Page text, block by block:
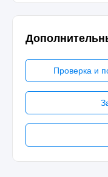
Проверка и